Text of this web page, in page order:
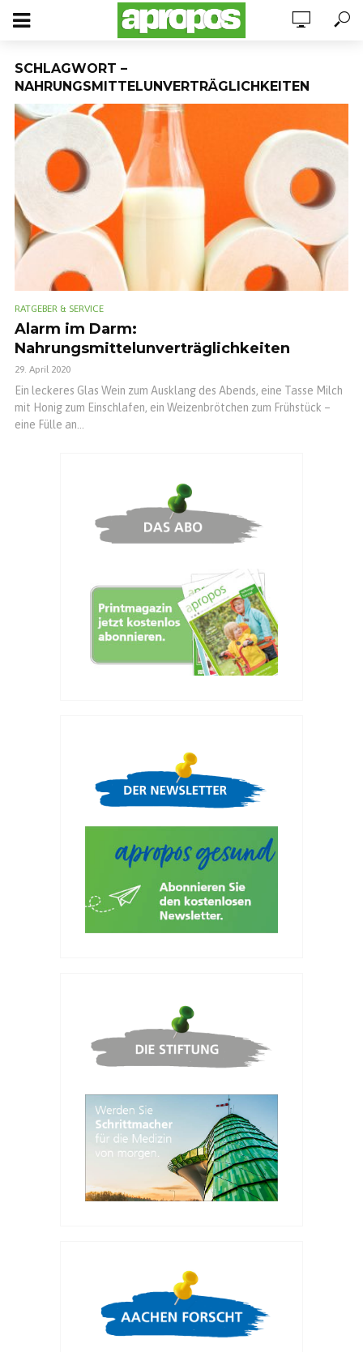
SCHLAGWORT –
NAHRUNGSMITTELUNVERTRÄGLICHKEITEN
RATGEBER & SERVICE
Alarm im Darm:
Nahrungsmittelunverträglichkeiten
29. April 2020
Ein leckeres Glas Wein zum Ausklang des Abends, eine Tasse Milch
mit Honig zum Einschlafen, ein Weizenbrötchen zum Frühstück –
eine Fülle an...